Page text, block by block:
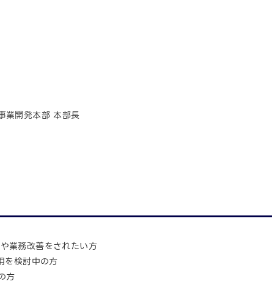
業開発本部 本部長
業務改善をされたい方
を検討中の方
方